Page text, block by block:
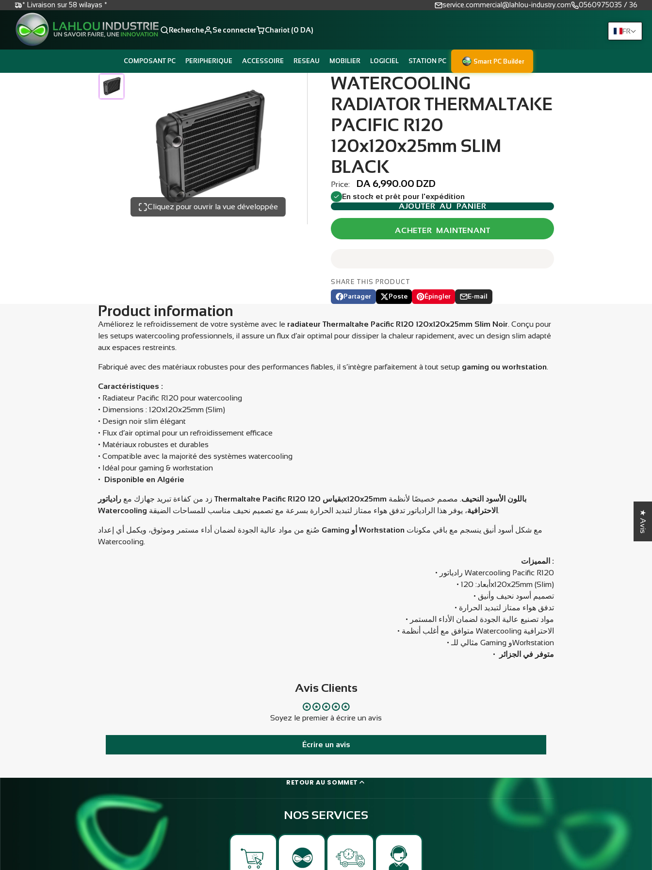
* Livraison sur 58 wilayas * service.commercial@lahlou-industry.com 0560975035 / 36
Recherche Se connecter Chariot (0 DA)
COMPOSANT PC PERIPHERIQUE ACCESSOIRE RESEAU MOBILIER LOGICIEL STATION PC Smart PC Builder
Cliquez pour ouvrir la vue développée
WATERCOOLING
RADIATOR THERMALTAKE
PACIFIC R120
120x120x25mm SLIM
BLACK
Price: DA 6,990.00 DZD
En stock et prêt pour l'expédition
AJOUTER AU PANIER
ACHETER MAINTENANT
SHARE THIS PRODUCT
Partager
Partager
Facebook
Ouvre
fenêtre.
Poste
Publier
X
Ouvre
une
fenêtre.
Épingler
Épingler
Pinterest
Ouvre
une
fenêtre.
E-mail
Partager
email
Product information
Améliorez le refroidissement de votre système avec le radiateur Thermaltake Pacific R120 120x120x25mm Slim Noir. Conçu pour
les setups watercooling professionnels, il assure un flux d’air optimal pour dissiper la chaleur rapidement, avec un design slim adapté
aux espaces restreints.
Fabriqué avec des matériaux robustes pour des performances fiables, il s’intègre parfaitement à tout setup gaming ou workstation.
Caractéristiques :
• Radiateur Pacific R120 pour watercooling
• Dimensions : 120x120x25mm (Slim)
• Design noir slim élégant
• Flux d’air optimal pour un refroidissement efficace
• Matériaux robustes et durables
• Compatible avec la majorité des systèmes watercooling
• Idéal pour gaming & workstation
• Disponible en Algérie
زد من كفاءة تبريد جهازك مع رادياتور Thermaltake Pacific R120 بقياس 120x120x25mm باللون الأسود النحيف. مصمم خصيصًا لأنظمة
Watercooling الاحترافية ، يوفر هذا الرادياتور تدفق هواء ممتاز لتبديد الحرارة بسرعة مع تصميم نحيف مناسب للمساحات الضيقة.
Gaming أو Workstation
Watercooling.
المميزات :
• رادياتور Watercooling Pacific R120
• أبعاد: 120x120x25mm (Slim)
• تصميم أسود نحيف وأنيق
• تدفق هواء ممتاز لتبديد الحرارة
• مواد تصنيع عالية الجودة لضمان الأداء المستمر
• متوافق مع أغلب أنظمة Watercooling الاحترافية
• مثالي للـ Gaming وWorkstation
•
متوفر في الجزائر
Avis Clients
Soyez le premier à écrire un avis
Écrire un avis
RETOUR AU SOMMET
NOS SERVICES
★ Avis
FR